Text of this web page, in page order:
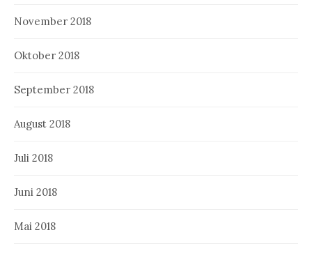
November 2018
Oktober 2018
September 2018
August 2018
Juli 2018
Juni 2018
Mai 2018